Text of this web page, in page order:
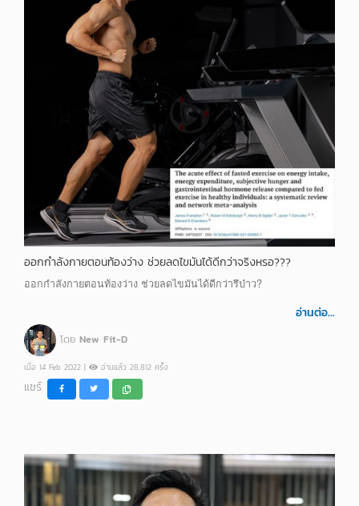
ออกกำลังกายตอนท้องว่าง ช่วยลดไขมันได้ดีกว่าจริงหรอ???
ออกกำลังกายตอนท้องว่าง ช่วยลดไขมันได้ดีกว่ารึป่าว?
อ่านต่อ...
โดย New Fit-D
เมื่อ 14 Feb 2022 | อ่านแล้ว 28,812 ครั้ง
แชร์